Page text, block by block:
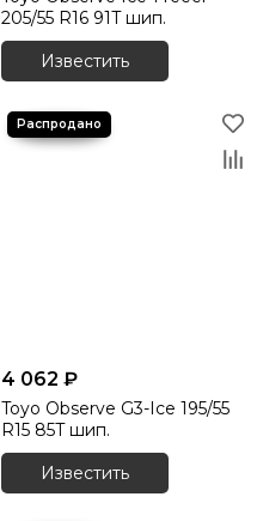
205/55 R16 91T шип.
Известить
4 062 ₽
Toyo Observe G3-Ice 195/55
R15 85T шип.
Известить